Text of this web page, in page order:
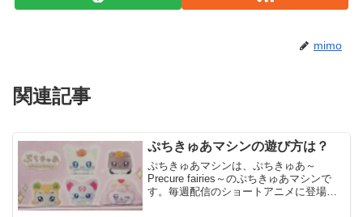
mimo
関連記事
ぷちきゅあマシンの遊び方は？
ぷちきゅあマシンは、ぷちきゅあ～
Precure fairies～のぷちきゅあマシンで
す。毎週配信のショートアニメに登場す